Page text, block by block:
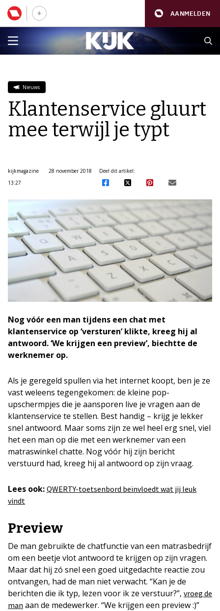
AANMELDEN
Nieuws
Klantenservice gluurt
mee terwijl je typt
kijkmagazine
28 november 2018
13:27
Deel dit artikel:
Nog vóór een man tijdens een chat met
klantenservice op ‘versturen’ klikte, kreeg hij al
antwoord. ‘We krijgen een preview’, biechtte de
werknemer op.
Als je geregeld spullen via het internet koopt, ben je ze
vast weleens tegengekomen: de kleine pop-
upschermpjes die je aansporen live je vragen aan de
klantenservice te stellen. Best handig – krijg je lekker
snel antwoord. Maar soms zijn ze wel heel erg snel, viel
het een man op die met een werknemer van een
matraswinkel chatte. Nog vóór hij zijn bericht
verstuurd had, kreeg hij al antwoord op zijn vraag.
Lees ook: QWERTY-toetsenbord beïnvloedt wat jij leuk
vindt
Preview
De man gebruikte de chatfunctie van een matrasbedrijf
om een beetje vlot antwoord te krijgen op zijn vragen.
Maar dat hij zó snel een goed uitgedachte reactie zou
ontvangen, had de man niet verwacht. “Kan je de
berichten die ik typ, lezen voor ik ze verstuur?”, vroeg de
man aan de medewerker. “We krijgen een preview :)”